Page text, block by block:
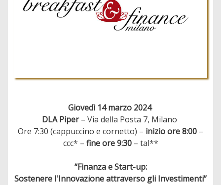
Giovedì 14 marzo 2024
DLA Piper– Via della Posta 7, Milano
Ore 7:30 (cappuccino e cornetto) – inizio ore 8:00 –
ccc* – fine ore 9:30– tal**
“Finanza e Start-up:
Sostenere l'Innovazione attraverso gli Investimenti”